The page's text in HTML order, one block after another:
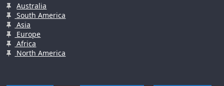
Australia
South America
Asia
Europe
Africa
North America